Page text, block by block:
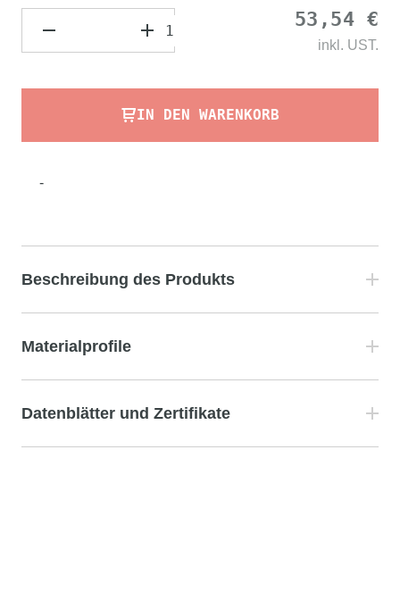
53,54 €
inkl. UST.
IN DEN WARENKORB
-
Beschreibung des Produkts
Materialprofile
Datenblätter und Zertifikate